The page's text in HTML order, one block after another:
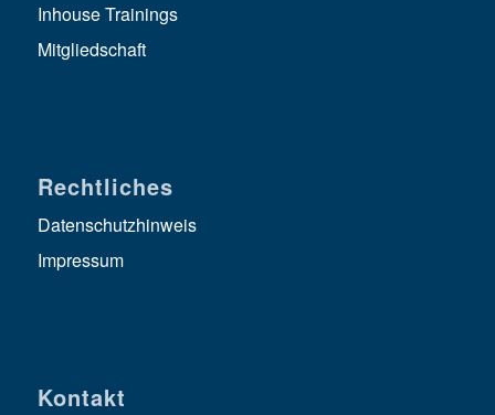
Inhouse Trainings
Mitgliedschaft
Rechtliches
Datenschutzhinweis
Impressum
Kontakt